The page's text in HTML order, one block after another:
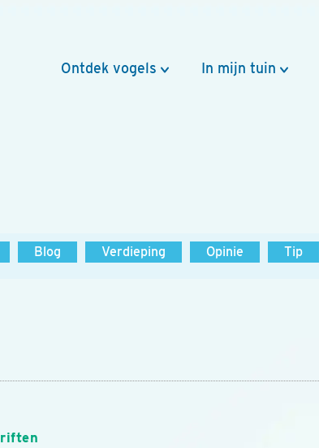
Ontdek vogels In mijn tuin
Blog Verdieping Opinie Tip